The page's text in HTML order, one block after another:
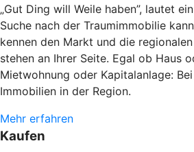
„Gut Ding will Weile haben”, lautet
Suche nach der Traumimmobilie
kennen den Markt und die
stehen an Ihrer Seite. Egal ob Haus
Mietwohnung oder Kapitalanlage:
Immobilien in der Region.
Mehr erfahren
Kaufen